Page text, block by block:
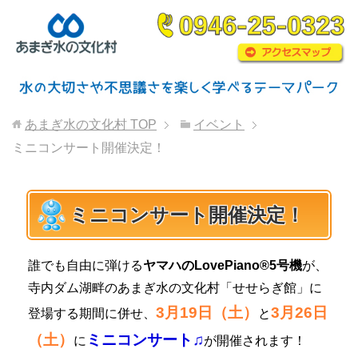
あまぎ水の文化村 TOP
イベント
ミニコンサート開催決定！
ミニコンサート開催決定！
誰でも自由に弾けるヤマハのLovePiano®5号機が、
寺内ダム湖畔のあまぎ水の文化村「せせらぎ館」に
登場する期間に併せ、 3月19日（土） と3月26日
（土）
に ミニコンサート♫が開催されます！